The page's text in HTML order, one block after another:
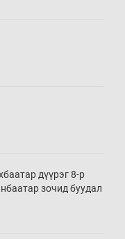
дүүрэг 8-р
зочид буудал